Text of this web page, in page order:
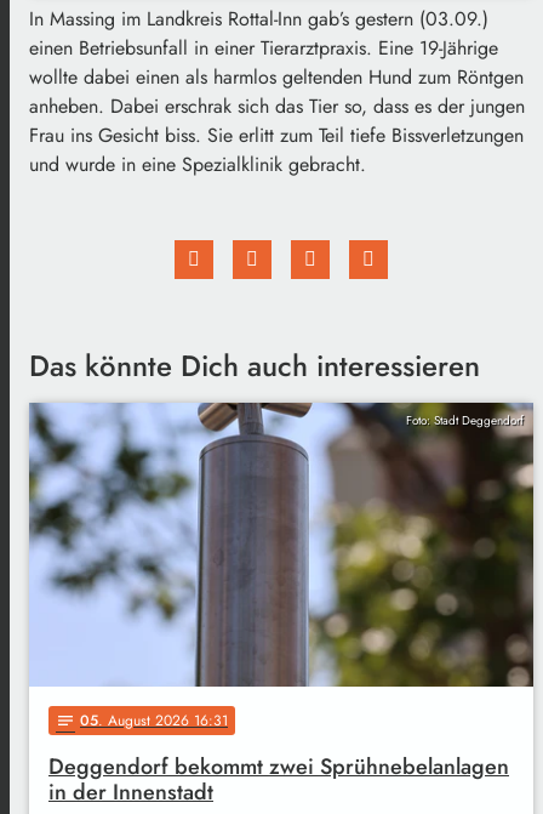
In Massing im Landkreis Rottal-Inn gab’s gestern (03.09.)
einen Betriebsunfall in einer Tierarztpraxis. Eine 19-Jährige
wollte dabei einen als harmlos geltenden Hund zum Röntgen
anheben. Dabei erschrak sich das Tier so, dass es der jungen
Frau ins Gesicht biss. Sie erlitt zum Teil tiefe Bissverletzungen
und wurde in eine Spezialklinik gebracht.
Das könnte Dich auch interessieren
Foto: Stadt Deggendorf
notes 05. August 2026 16:31
Deggendorf bekommt zwei Sprühnebelanlagen
in der Innenstadt